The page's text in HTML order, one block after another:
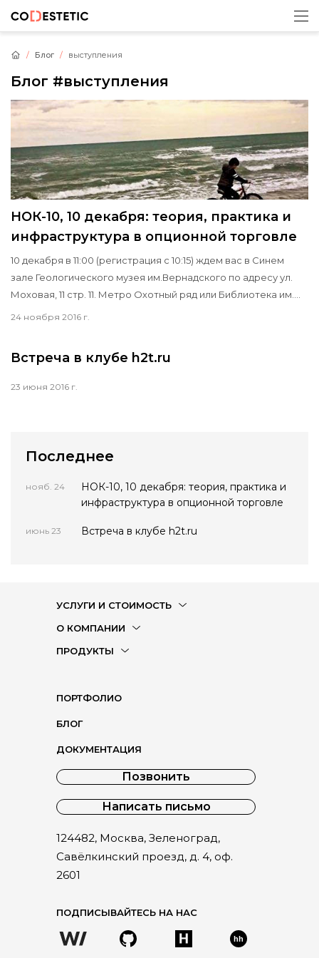
Блог выступления
Блог #выступления
НОК-10, 10 декабря: теория, практика и
инфраструктура в опционной торговле
10 декабря в 11:00 (регистрация с 10:15) ждем вас в Синем
зале Геологического музея им.Вернадского по адресу ул.
Моховая, 11 стр. 11. Метро Охотный ряд или Библиотека им.
Ленина.
24 ноября 2016 г.
Встреча в клубе h2t.ru
23 июня 2016 г.
Последнее
нояб. 24
НОК-10, 10 декабря: теория, практика и
инфраструктура в опционной торговле
июнь 23 Встреча в клубе h2t.ru
УСЛУГИ И СТОИМОСТЬ
О КОМПАНИИ
ПРОДУКТЫ
ПОРТФОЛИО
БЛОГ
ДОКУМЕНТАЦИЯ
Позвонить
Написать письмо
124482, Москва, Зеленоград,
Савёлкинский проезд, д. 4, оф.
2601
ПОДПИСЫВАЙТЕСЬ НА НАС
hh